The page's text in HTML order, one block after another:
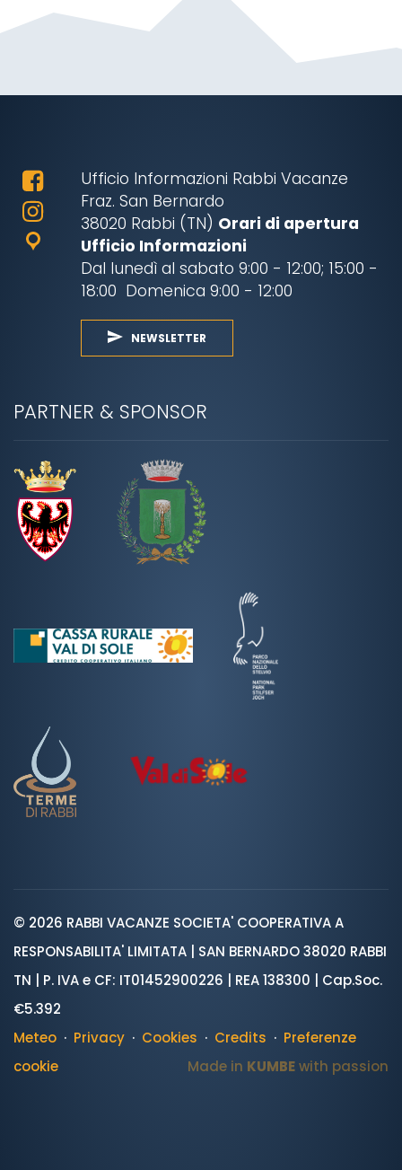
Ufficio Informazioni Rabbi Vacanze
Fraz. San Bernardo
38020 Rabbi (TN) Orari di apertura
Ufficio Informazioni
Dal lunedì al sabato 9:00 - 12:00; 15:00 -
18:00 Domenica 9:00 - 12:00
NEWSLETTER
PARTNER & SPONSOR
© 2026 RABBI VACANZE SOCIETA' COOPERATIVA A
RESPONSABILITA' LIMITATA | SAN BERNARDO 38020 RABBI
TN | P. IVA e CF: IT01452900226 | REA 138300 | Cap.Soc.
€5.392
Meteo · Privacy · Cookies · Credits · Preferenze
cookie
Made in KUMBEwith passion